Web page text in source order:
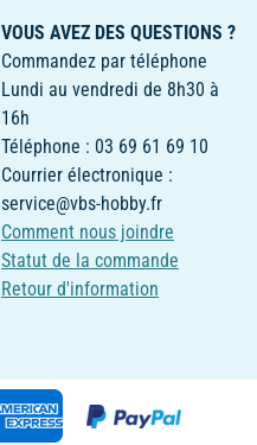
VOUS AVEZ DES QUESTIONS ?
Commandez par téléphone
Lundi au vendredi de 8h30 à
16h
Téléphone : 03 69 61 69 10
Courrier électronique :
service@vbs-hobby.fr
Comment nous joindre
Statut de la commande
Retour d'information